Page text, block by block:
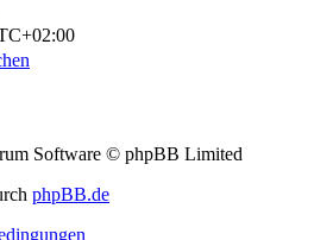
Software © phpBB Limited
phpBB.de